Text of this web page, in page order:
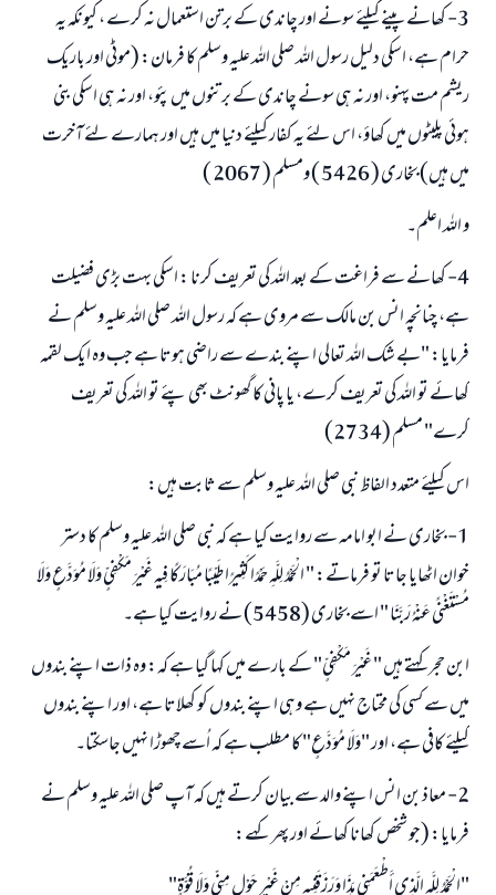
3- کھانے پینے کیلئے سونے اور چاندی کے برتن استعمال نہ کرے ، کیونکہ یہ
حرام ہے، اسکی دلیل رسول اللہ صلی اللہ علیہ وسلم کا فرمان: (موٹی اور باریک
ریشم مت پہنو، اور نہ ہی سونے چاندی کے برتنوں میں پئو، اور نہ ہی اسکی بنی
ہوئی پلیٹوں میں کھاؤ، اس لئے یہ کفار کیلئے دنیا میں ہیں اور ہمارے لئے آخرت
میں ہیں) بخاری ( 5426 ) ومسلم ( 2067 )
و اللہ اعلم۔
4- کھانے سے فراغت کے بعد اللہ کی تعریف کرنا : اسکی بہت بڑی فضیلت
ہے، چنانچہ انس بن مالک سے مروی ہے کہ رسول اللہ صلی اللہ علیہ وسلم نے
فرمایا: "بے شک اللہ تعالی اپنے بندے سے راضی ہوتا ہے جب وہ ایک لقمہ
کھائے تو اللہ کی تعریف کرے، یا پانی کا گھونٹ بھی پئے تو اللہ کی تعریف
کرے" مسلم (2734)
اس کیلئے متعدد الفاظ نبی صلی اللہ علیہ وسلم سے ثابت ہیں:
1- بخاری نے ابو امامہ سے روایت کیا ہے کہ نبی صلی اللہ علیہ وسلم کا دستر
خوان اٹھایا جاتا تو فرماتے: " الْحَمْدُ لِلَّهِ حَمْدًا كَثِيرًا طَيِّبًا مُبَارَكًا فِيهِ غَيْرَ مَكْفِيٍّ وَلَا مُوَدَّعٍ وَلَا
مُسْتَغْنًى عَنْهُ رَبَّنَا " اسے بخاری (5458) نے روایت کیا ہے۔
ابن حجر کہتے ہیں " غَيْرَ مَكْفِيٍّ" کے بارے میں کہا گیا ہے کہ: وہ ذات اپنے بندوں
میں سے کسی کی محتاج نہیں ہے وہی اپنے بندوں کو کھلاتا ہے، اور اپنے بندوں
کیلئے کافی ہے، اور "وَلَا مُوَدَّعٍ" کا مطلب ہے کہ اُسے چھوڑا نہیں جاسکتا۔
2- معاذ بن انس اپنے والد سے بیان کرتے ہیں کہ آپ صلی اللہ علیہ وسلم نے
فرمایا: (جو شخص کھانا کھائے اور پھر کہے: